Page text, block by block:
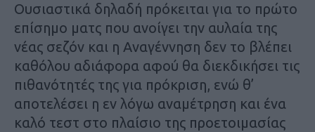
Ουσιαστικά δηλαδή πρόκειται για το πρώτο
επίσημο ματς που ανοίγει την αυλαία της
νέας σεζόν και η Αναγέννηση δεν το βλέπει
καθόλου αδιάφορα αφού θα διεκδικήσει τις
πιθανότητές της για πρόκριση, ενώ θ’
αποτελέσει η εν λόγω αναμέτρηση και ένα
καλό τεστ στο πλαίσιο της προετοιμασίας